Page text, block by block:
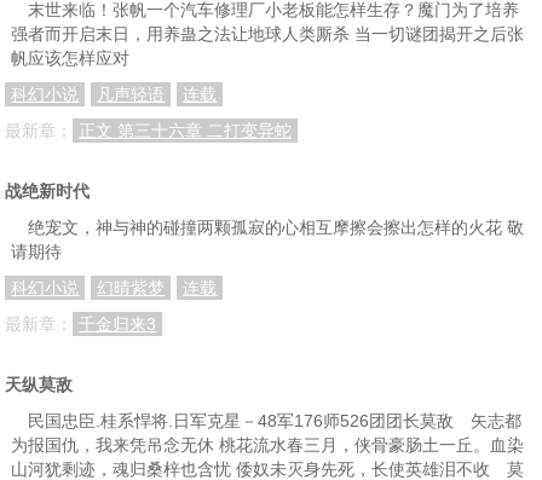
末世来临！张帆一个汽车修理厂小老板能怎样生存？魔门为了培养
强者而开启末日，用养蛊之法让地球人类厮杀 当一切谜团揭开之后张
帆应该怎样应对
科幻小说
凡声轻语
连载
最新章：
正文 第三十六章 二打变异蛇
战绝新时代
绝宠文，神与神的碰撞两颗孤寂的心相互摩擦会擦出怎样的火花 敬
请期待
科幻小说
幻晴紫梦
连载
最新章：
千金归来3
天纵莫敌
民国忠臣.桂系悍将.日军克星－48军176师526团团长莫敌 矢志都
为报国仇，我来凭吊念无休 桃花流水春三月，侠骨豪肠土一丘。血染
山河犹剩迹，魂归桑梓也含忧 倭奴未灭身先死，长使英雄泪不收 莫